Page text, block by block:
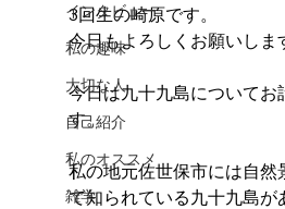
インタビュー
私の趣味
大切な人
自己紹介
私のオススメ
雑学
3回生の崎原です。
今日もよろしくお願いしま
今日は九十九島についてお
す。
私の地元佐世保市には自然
て知られている九十九島が